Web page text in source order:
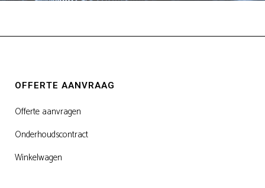
OFFERTE AANVRAAG
Offerte aanvragen
Onderhoudscontract
Winkelwagen